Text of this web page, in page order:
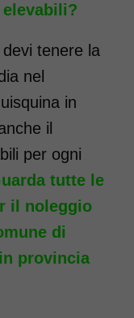
ad
elevabili?
tenere la
nel
in
il
per ogni
tutte le
il noleggio
di
provincia